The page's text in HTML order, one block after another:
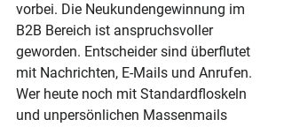
vorbei. Die Neukundengewinnung im
B2B Bereich ist anspruchsvoller
geworden. Entscheider sind überflutet
mit Nachrichten, E-Mails und Anrufen.
Wer heute noch mit Standardfloskeln
und unpersönlichen Massenmails